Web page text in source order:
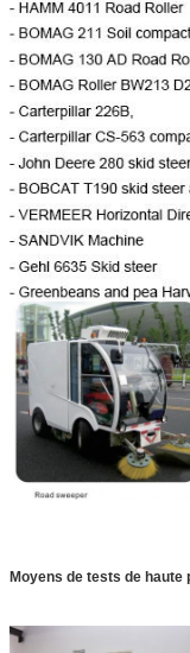
Moyens de tests de